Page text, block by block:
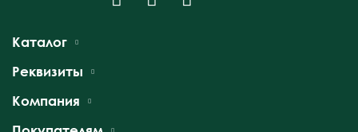
Каталог
Реквизиты
Компания